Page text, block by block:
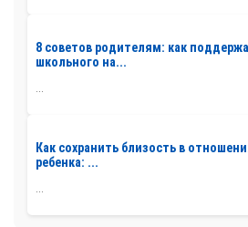
8 советов родителям: как
школьного на...
...
Как сохранить близость в
ребенка: ...